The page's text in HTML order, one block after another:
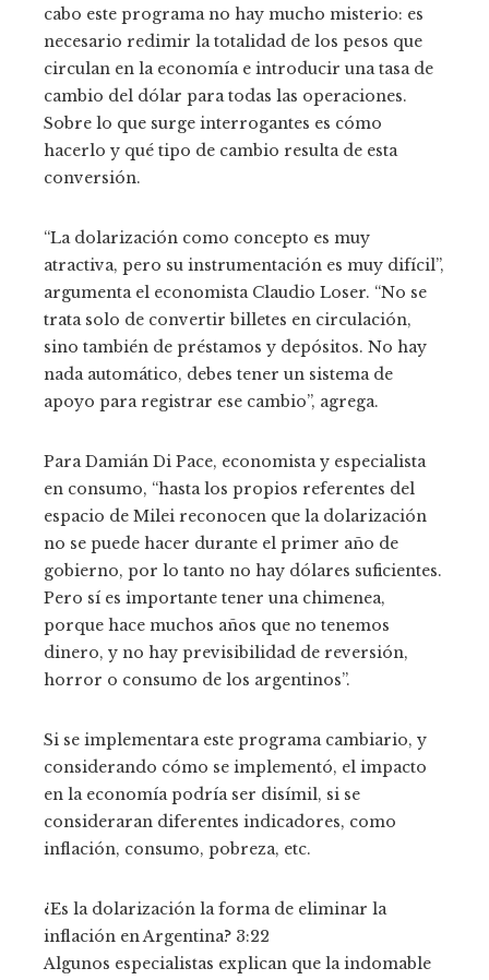
cabo este programa no hay mucho misterio: es
necesario redimir la totalidad de los pesos que
circulan en la economía e introducir una tasa de
cambio del dólar para todas las operaciones.
Sobre lo que surge interrogantes es cómo
hacerlo y qué tipo de cambio resulta de esta
conversión.
“La dolarización como concepto es muy
atractiva, pero su instrumentación es muy difícil”,
argumenta el economista Claudio Loser. “No se
trata solo de convertir billetes en circulación,
sino también de préstamos y depósitos. No hay
nada automático, debes tener un sistema de
apoyo para registrar ese cambio”, agrega.
Para Damián Di Pace, economista y especialista
en consumo, “hasta los propios referentes del
espacio de Milei reconocen que la dolarización
no se puede hacer durante el primer año de
gobierno, por lo tanto no hay dólares suficientes.
Pero sí es importante tener una chimenea,
porque hace muchos años que no tenemos
dinero, y no hay previsibilidad de reversión,
horror o consumo de los argentinos”.
Si se implementara este programa cambiario, y
considerando cómo se implementó, el impacto
en la economía podría ser disímil, si se
consideraran diferentes indicadores, como
inflación, consumo, pobreza, etc.
¿Es la dolarización la forma de eliminar la
inflación en Argentina? 3:22
Algunos especialistas explican que la indomable